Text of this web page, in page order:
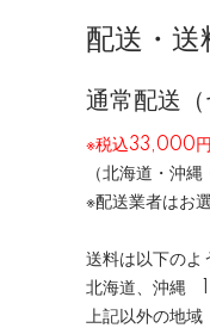
配送・送
通常配送（
※税込33,000円
（北海道・沖縄
※配送業者はお
送料は以下のよ
北海道、沖縄
上記以外の地